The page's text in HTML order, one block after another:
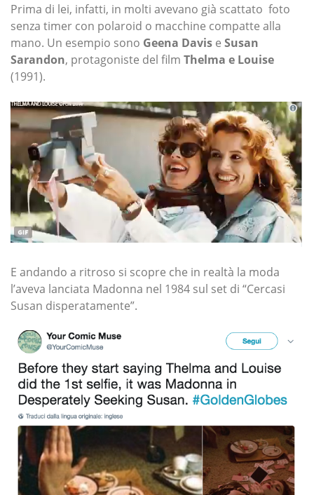
Prima di lei, infatti, in molti avevano già scattato foto
senza timer con polaroid o macchine compatte alla
mano. Un esempio sono Geena Davis e Susan
Sarandon, protagoniste del film Thelma e Louise
(1991).
E andando a ritroso si scopre che in realtà la moda
l’aveva lanciata Madonna nel 1984 sul set di “Cercasi
Susan disperatamente”.